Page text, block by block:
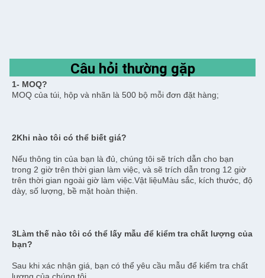
Câu hỏi thường gặp
1- MOQ?
MOQ của túi, hộp và nhãn là 500 bộ mỗi đơn đặt hàng;
2Khi nào tôi có thể biết giá?
Nếu thông tin của bạn là đủ, chúng tôi sẽ trích dẫn cho bạn
trong 2 giờ trên thời gian làm việc, và sẽ trích dẫn trong 12 giờ
trên thời gian ngoài giờ làm việc.Vật liệuMàu sắc, kích thước, độ
dày, số lượng, bề mặt hoàn thiện.
3Làm thế nào tôi có thể lấy mẫu để kiểm tra chất lượng của
bạn?
Sau khi xác nhận giá, bạn có thể yêu cầu mẫu để kiểm tra chất